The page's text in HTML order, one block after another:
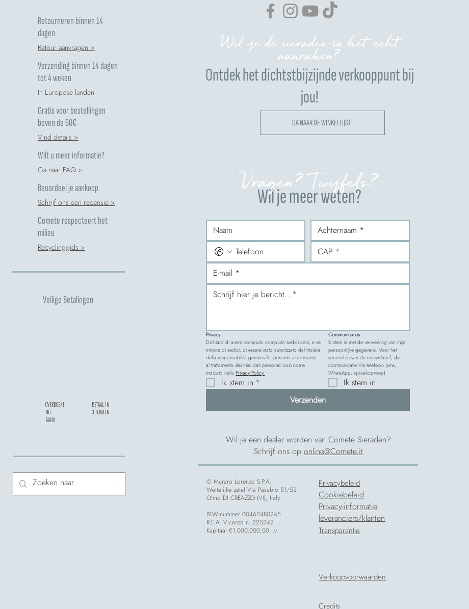
Retourneren binnen 14
dagen
Retour aanvragen >
Verzending binnen 14 dagen
tot 4 weken
In Europese landen
Gratis voor bestellingen
boven de 60€
Vind details >
Wilt u meer informatie?
Ga naar FAQ >
Beoordeel je aankoop
Schrijf ons een recensie >
Comete respecteert het
milieu
Recyclinggids >
Veilige Betalingen
OVERBOEKI
NG
BANK
BETAAL IN
3 TERMEN
Wil je de sieraden in het echt
aanraken?
Ontdek het dichtstbijzijnde verkooppunt bij
jou!
GA NAAR DE WINKELLIJST
Wil je meer weten?
Vragen? Twijfels?
Privacy
Dichiaro di avere compiuto compiuto sedici anni, e se
minore di sedici, di essere stato autorizzato dal titolare
della responsabilità genitoriale, pertanto acconsento
al trattamento dei miei dati personali così come
indicato nella Privacy Policy.
Communicaties
Ik stem in met de verwerking van mijn
persoonlijke gegevens. Voor het
verzenden van de nieuwsbrief, de
communicatie Via telefoon (sms,
WhatsApp, spraakoproep)
Ik stem in *
Ik stem in
Verzenden
Wil je een dealer worden van Comete Sieraden?
Schrijf ons oponline@Comete.it
© Muraro Lorenzo S.P.A.
Wettelijke zetel Via Pasubio 51/53
Olmo DI CREAZZO (VI), Italy
BTW-nummer 00462480245
R.E.A. Vicenza n. 225242
Kapitaal €1.000.000,00 i.v.
Privacybeleid
Cookiebeleid
Privacy-informatie
leveranciers/klanten
Transparantie
Verkoopvoorwaarden
Credits